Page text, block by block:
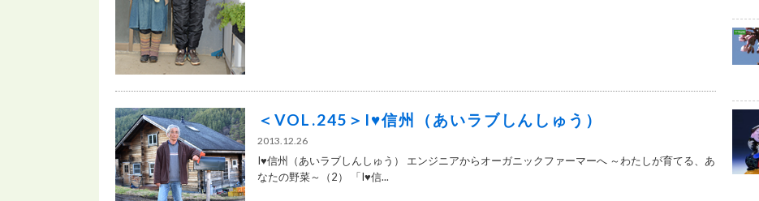
＜VOL.245＞I♥信州（あいラブしんしゅう）
2013.12.26
I♥信州（あいラブしんしゅう） エンジニアからオーガニックファーマーへ ～わたしが育てる、あ
なたの野菜～（2） 「I♥信...